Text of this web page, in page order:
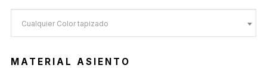
Cualquier Color tapizado
MATERIAL ASIENTO